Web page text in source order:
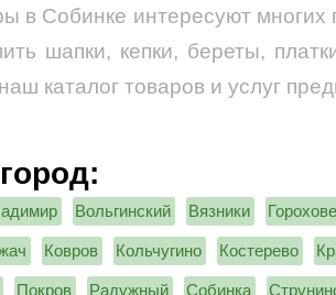
в Собинке интересуют многих
шапки, кепки, береты,
каталог товаров и услуг
Вольгинский Вязники
Ковров Кольчугино Костерево
Покров Радужный Собинка